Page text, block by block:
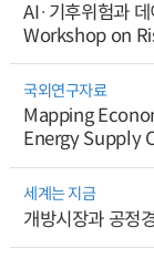
AI·기후위험과
Workshop on
국외연구자료
Mapping
Energy Supply
세계는 지금
개방시장과 공정